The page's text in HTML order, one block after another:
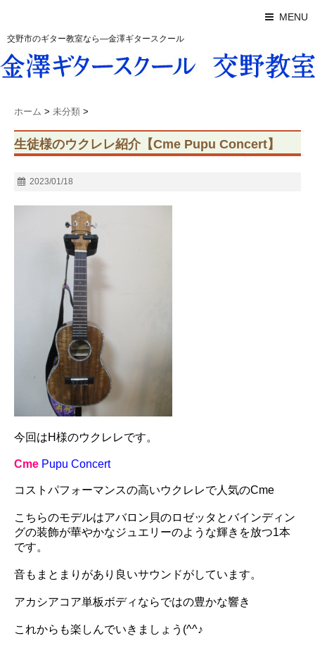
MENU
交野市のギター教室なら―金澤ギタースクール
ホーム > 未分類 >
生徒様のウクレレ紹介【Cme Pupu Concert】
2023/01/18
今回はH様のウクレレです。
Cme Pupu Concert
コストパフォーマンスの高いウクレレで人気のCme
こちらのモデルはアバロン貝のロゼッタとバインディン
グの装飾が華やかなジュエリーのような輝きを放つ1本
です。
音もまとまりがあり良いサウンドがしています。
アカシアコア単板ボディならではの豊かな響き
これからも楽しんでいきましょう(^^♪